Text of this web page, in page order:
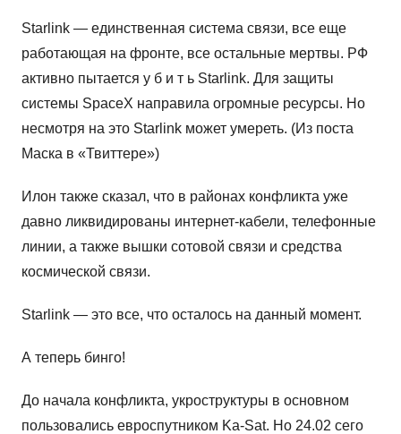
Starlink — единственная система связи, все еще
работающая на фронте, все остальные мертвы. РФ
активно пытается у б и т ь Starlink. Для защиты
системы SpaceX направила огромные ресурсы. Но
несмотря на это Starlink может умереть. (Из поста
Маска в «Твиттере»)
Илон также сказал, что в районах конфликта уже
давно ликвидированы интернет-кабели, телефонные
линии, а также вышки сотовой связи и средства
космической связи.
Starlink — это все, что осталось на данный момент.
А теперь бинго!
До начала конфликта, укроструктуры в основном
пользовались евроспутником Ka-Sat. Но 24.02 сего